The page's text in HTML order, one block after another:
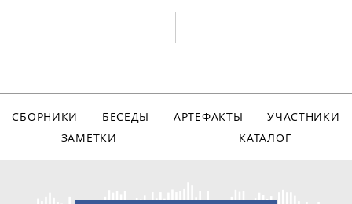
СБОРНИКИ БЕСЕДЫ АРТЕФАКТЫ
УЧАСТНИКИ
ЗАМЕТКИ
КАТАЛОГ